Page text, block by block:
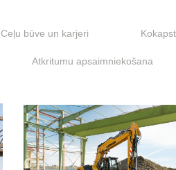
Ceļu būve un karjeri
Atkritumu apsaimniekošana